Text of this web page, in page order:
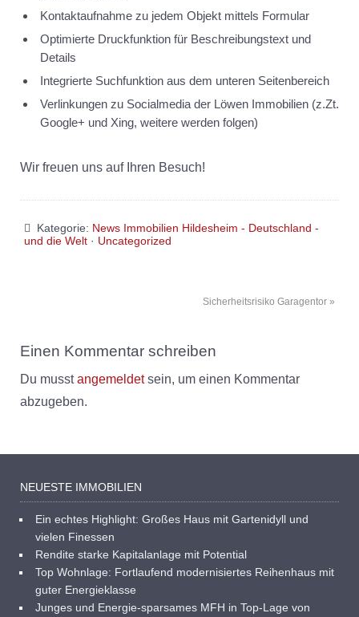
Kontaktaufnahme zu jedem Objekt mittels Formular
Optimierte Druckfunktion für Beschreibungstext und
Details
Integrierte Suchfunktion aus dem unteren Seitenbereich
Verlinkungen zu Socialmedia der Löwen Immobilien (z.Zt.
Google+ und Xing, weitere werden folgen)
Wir freuen uns auf Ihren Besuch!
Kategorie: News Immobilien Hildesheim - Deutschland -
und die Welt · Uncategorized
Sicherheitsrisiko Garagentor »
Einen Kommentar schreiben
Du musstangemeldetsein, um einen Kommentar
abzugeben.
NEUESTE IMMOBILIEN
Ein echtes Highlight: Großes Haus mit Gartenidyll und
vielen Finessen
Rendite starke Kapitalanlage mit Potential
Top Wohnlage: Fortlaufend modernisiertes Reihenhaus mit
guter Energieklasse
Junges und Energie-sparsames MFH in Top-Lage von